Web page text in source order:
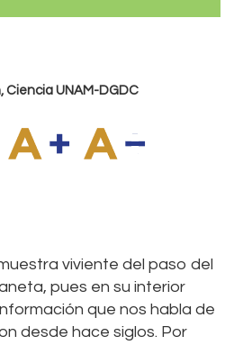
Ciencia UNAM-DGDC
viviente del paso del
pues en su interior
que nos habla de
desde hace siglos. Por